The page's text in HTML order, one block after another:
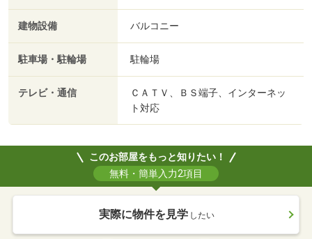
建物設備 バルコニー
駐車場・駐輪場 駐輪場
テレビ・通信
ＣＡＴＶ、ＢＳ端子、インターネッ
ト対応
このお部屋をもっと知りたい！
無料・簡単入力2項目
実際に物件を見学 したい